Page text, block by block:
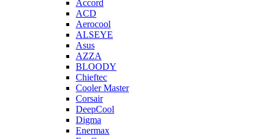
Accord
ACD
Aerocool
ALSEYE
Asus
AZZA
BLOODY
Chieftec
Cooler Master
Corsair
DeepCool
Digma
Enermax